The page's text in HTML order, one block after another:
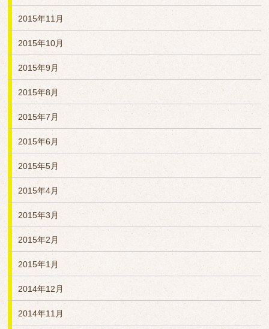
2015年11月
2015年10月
2015年9月
2015年8月
2015年7月
2015年6月
2015年5月
2015年4月
2015年3月
2015年2月
2015年1月
2014年12月
2014年11月